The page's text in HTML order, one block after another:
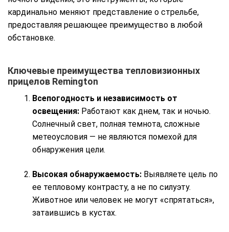
кардинально меняют представление о стрельбе,
предоставляя решающее преимущество в любой
обстановке.
Ключевые преимущества тепловизионных
прицелов Remington
Всепогодность и независимость от
освещения: Работают как днем, так и ночью.
Солнечный свет, полная темнота, сложные
метеоусловия — не являются помехой для
обнаружения цели.
Высокая обнаружаемость: Выявляете цель по
ее тепловому контрасту, а не по силуэту.
Животное или человек не могут «спрятаться»,
затаившись в кустах.